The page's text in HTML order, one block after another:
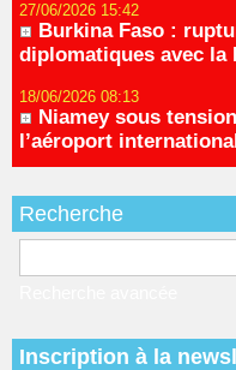
27/06/2026 15:42
Burkina Faso :
diplomatiques avec la
18/06/2026 08:13
Niamey sous
l’aéroport
Recherche
Inscription à la